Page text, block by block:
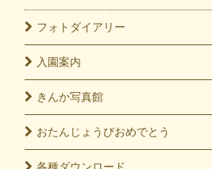
フォト ダイアリー
入園案内
きんか写真館
おたんじょうびおめでとう